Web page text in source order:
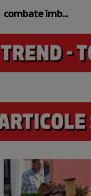
combate îmb...